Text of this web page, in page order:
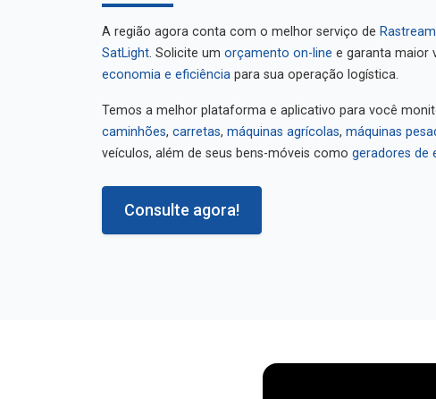
A região agora conta com o melhor serviço de
SatLight . Solicite um orçamento on-line
e garanta maior
economia e eficiência
para sua operação logística.
Temos a melhor plataforma e aplicativo para você
caminhões
carretas máquinas agrícolas máquinas
veículos, além de seus bens-móveis como
geradores de
Consulte agora!